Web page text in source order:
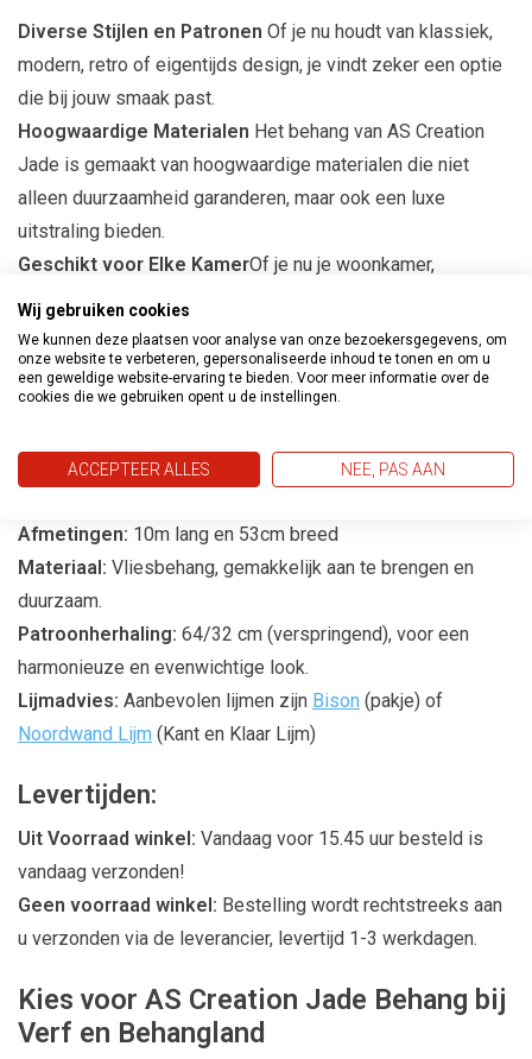
Diverse Stijlen en Patronen Of je nu houdt van klassiek,
modern, retro of eigentijds design, je vindt zeker een optie
die bij jouw smaak past.
Hoogwaardige Materialen Het behang van AS Creation
Jade is gemaakt van hoogwaardige materialen die niet
alleen duurzaamheid garanderen, maar ook een luxe
uitstraling bieden.
Geschikt voor Elke KamerOf je nu je woonkamer,
dit behang past perfect bij elke ruimte.
Eenvoudige ToepassingHet behang is eenvoudig aan te
brengen, waardoor het een ideale keuze is voor zowel
Productspecificaties
Afmetingen: 10m lang en 53cm breed
Materiaal: Vliesbehang, gemakkelijk aan te brengen en
duurzaam.
Patroonherhaling: 64/32 cm (verspringend), voor een
harmonieuze en evenwichtige look.
Lijmadvies: Aanbevolen lijmen zijn Bison (pakje) of
Noordwand Lijm (Kant en Klaar Lijm)
Levertijden:
Uit Voorraad winkel: Vandaag voor 15.45 uur besteld is
vandaag verzonden!
Geen voorraad winkel: Bestelling wordt rechtstreeks aan
u verzonden via de leverancier, levertijd 1-3 werkdagen.
Kies voor AS Creation Jade Behang bij
Verf en Behangland
Wij gebruiken cookies
We kunnen deze plaatsen voor analyse van onze bezoekersgegevens, om
onze website te verbeteren, gepersonaliseerde inhoud te tonen en om u
een geweldige website-ervaring te bieden. Voor meer informatie over de
cookies die we gebruiken opent u de instellingen.
ACCEPTEER ALLES NEE, PAS AAN